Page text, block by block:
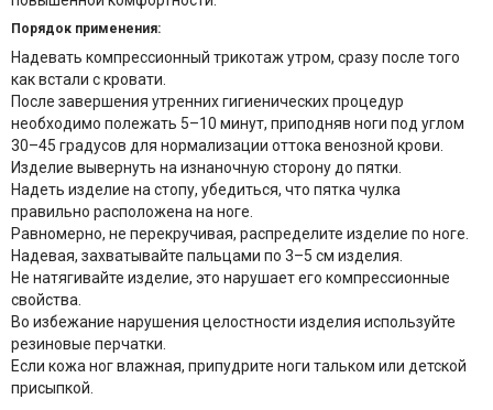
Порядок применения:
Надевать компрессионный трикотаж утром, сразу после того
как встали с кровати.
После завершения утренних гигиенических процедур
необходимо полежать 5–10 минут, приподняв ноги под углом
30–45 градусов для нормализации оттока венозной крови.
Изделие вывернуть на изнаночную сторону до пятки.
Надеть изделие на стопу, убедиться, что пятка чулка
правильно расположена на ноге.
Равномерно, не перекручивая, распределите изделие по ноге.
Надевая, захватывайте пальцами по 3–5 см изделия.
Не натягивайте изделие, это нарушает его компрессионные
свойства.
Во избежание нарушения целостности изделия используйте
резиновые перчатки.
Если кожа ног влажная, припудрите ноги тальком или детской
присыпкой.